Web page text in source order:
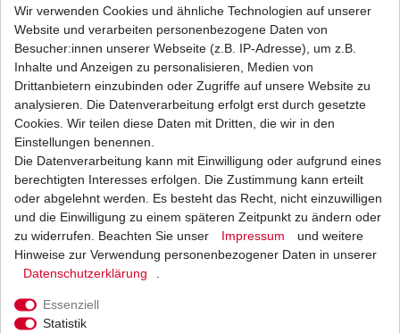
Bremsbeläge EBC FA 036 FA036 Bremsklötze
hinten Kawasaki Suzuki
UVP 35,22 € 24,11 € *
| 24,11 € / Satz
inkl. ges. MwSt. Versandkosten
Bremsbeläge vorne Suzuki EBC FA 65 FA65 FA
065 FA065 Bremsklötze
UVP 33,08 € 22,64 € *
1 Satz | 22,64 € / Satz
inkl. ges. MwSt. zzgl.
Wir verwenden Cookies und ähnliche Technologien auf unserer
Website und verarbeiten personenbezogene Daten von
Besucher:innen unserer Webseite (z.B. IP-Adresse), um z.B.
Inhalte und Anzeigen zu personalisieren, Medien von
Drittanbietern einzubinden oder Zugriffe auf unsere Website zu
analysieren. Die Datenverarbeitung erfolgt erst durch gesetzte
Cookies. Wir teilen diese Daten mit Dritten, die wir in den
Einstellungen benennen.
Die Datenverarbeitung kann mit Einwilligung oder aufgrund eines
berechtigten Interesses erfolgen. Die Zustimmung kann erteilt
oder abgelehnt werden. Es besteht das Recht, nicht einzuwilligen
und die Einwilligung zu einem späteren Zeitpunkt zu ändern oder
zu widerrufen. Beachten Sie unser
Impressum
und weitere
Hinweise zur Verwendung personenbezogener Daten in unserer
Daten­schutz­erklärung
Essenziell
Statistik